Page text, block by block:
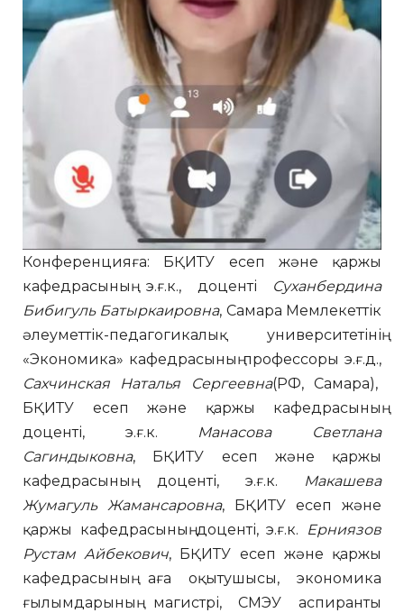
Конференцияға: БҚИТУ есеп және қаржы
кафедрасының э.ғ.к., доценті
Суханбердина
Бибигуль Батыркаировна, Самара Мемлекеттік
әлеуметтік-педагогикалық университетінің
«Экономика» кафедрасының профессоры э.ғ.д.,
Сахчинская Наталья Сергеевна(РФ, Самара),
БҚИТУ есеп және қаржы кафедрасының
доценті, э.ғ.к. Манасова Светлана
Сагиндыковна, БҚИТУ есеп және қаржы
кафедрасының доценті, э.ғ.к.
Макашева
Жумагуль Жамансаровна, БҚИТУ есеп және
қаржы кафедрасының доценті, э.ғ.к.
Ерниязов
Рустам Айбекович, БҚИТУ есеп және қаржы
кафедрасының аға оқытушысы, экономика
ғылымдарының магистрі, СМЭУ аспиранты